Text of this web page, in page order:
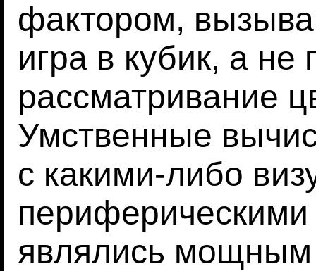
фактором,
игра в кубик, а не
рассматривание
Умственные
с какими-либо
являлись мощным